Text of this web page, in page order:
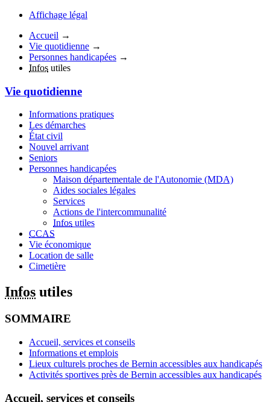
Affichage légal
Accueil →
Vie quotidienne →
Personnes handicapées →
Infos utiles
Vie quotidienne
Informations pratiques
Les démarches
État civil
Nouvel arrivant
Seniors
Personnes handicapées
Maison départementale de l'Autonomie (MDA)
Aides sociales légales
Services
Actions de l'intercommunalité
Infos utiles
CCAS
Vie économique
Location de salle
Cimetière
Infos utiles
SOMMAIRE
Accueil, services et conseils
Informations et emplois
Lieux culturels proches de Bernin accessibles aux handicapés
Activités sportives près de Bernin accessibles aux handicapés
Accueil, services et conseils